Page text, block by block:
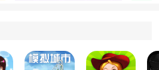
加了策略性和计算能力的要
关卡挑战，让每局游戏都充满